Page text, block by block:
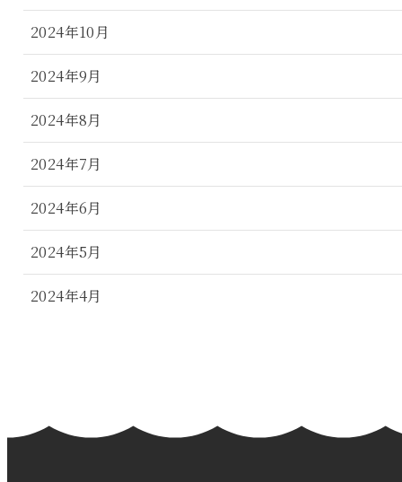
2024年10月
2024年9月
2024年8月
2024年7月
2024年6月
2024年5月
2024年4月
2024年1月